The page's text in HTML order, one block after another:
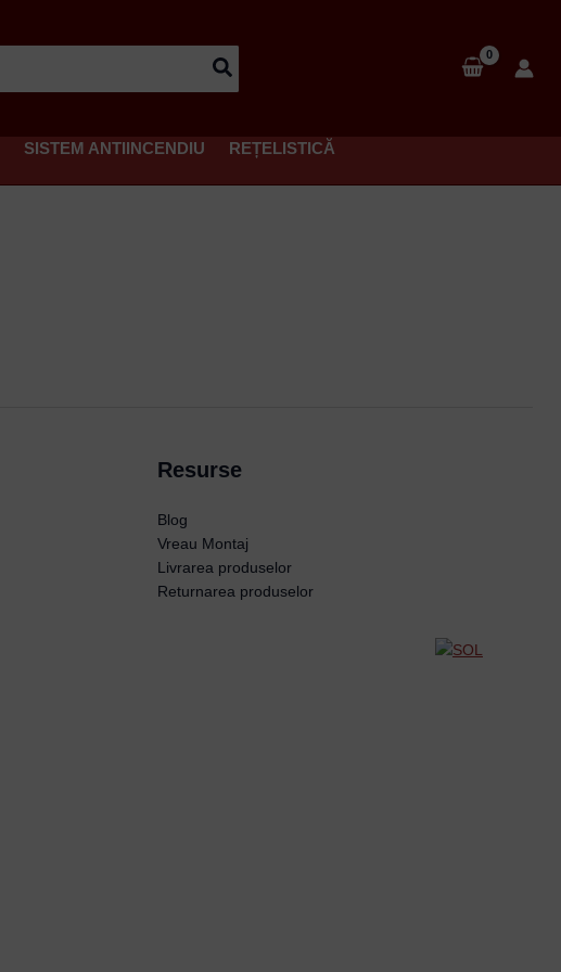
SISTEM ANTIINCENDIU
REȚELISTICĂ
Resurse
Blog
Vreau Montaj
Livrarea produselor
Returnarea produselor